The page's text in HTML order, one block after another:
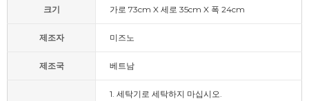
크기 가로 73cm X 세로 35cm X 폭 24cm
제조자 미즈노
제조국 베트남
1. 세탁기로 세탁하지 마십시오.